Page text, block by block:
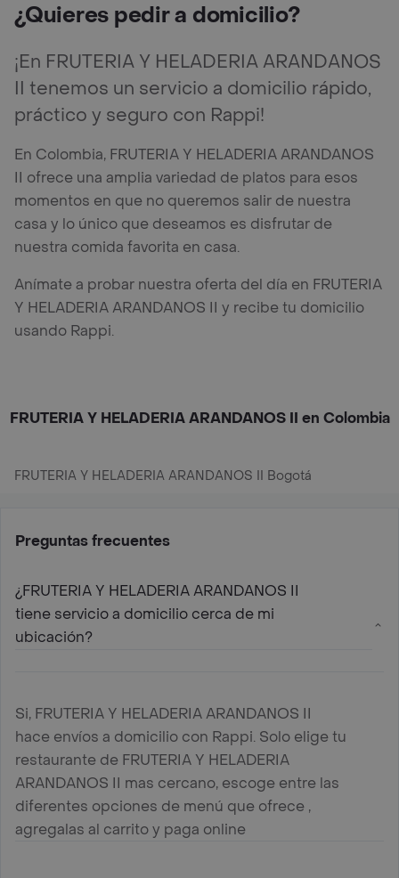
¿Quieres pedir a domicilio?
¡En FRUTERIA Y HELADERIA ARANDANOS
II tenemos un servicio a domicilio rápido,
práctico y seguro con Rappi!
En Colombia, FRUTERIA Y HELADERIA ARANDANOS
II ofrece una amplia variedad de platos para esos
momentos en que no queremos salir de nuestra
casa y lo único que deseamos es disfrutar de
nuestra comida favorita en casa.
Anímate a probar nuestra oferta del día en FRUTERIA
Y HELADERIA ARANDANOS II y recibe tu domicilio
usando Rappi.
FRUTERIA Y HELADERIA ARANDANOS II en Colombia
FRUTERIA Y HELADERIA ARANDANOS II Bogotá
Preguntas frecuentes
¿FRUTERIA Y HELADERIA ARANDANOS II
tiene servicio a domicilio cerca de mi
ubicación?
Si, FRUTERIA Y HELADERIA ARANDANOS II
hace envíos a domicilio con Rappi. Solo elige tu
restaurante de FRUTERIA Y HELADERIA
ARANDANOS II mas cercano, escoge entre las
diferentes opciones de menú que ofrece ,
agregalas al carrito y paga online